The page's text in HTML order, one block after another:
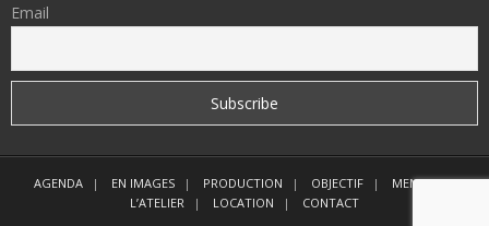
Email
AGENDA EN IMAGES PRODUCTION OBJECTIF
MEMBRES
L’ATELIER
LOCATION
CONTACT